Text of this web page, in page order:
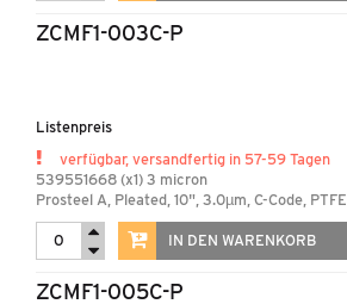
ZCMF1-003C-P
Listenpreis
verfügbar, versandfertig in 57-59 Tagen
539551668 (x1) 3 micron
Prosteel A, Pleated, 10", 3.0µm, C-Code, PTFE
IN DEN WARENKORB
ZCMF1-005C-P